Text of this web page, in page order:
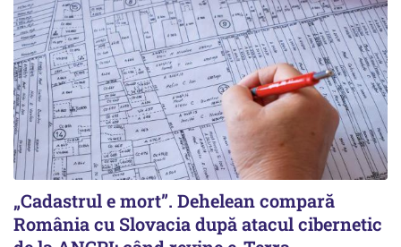
„Cadastrul e mort”. Dehelean compară
România cu Slovacia după atacul cibernetic